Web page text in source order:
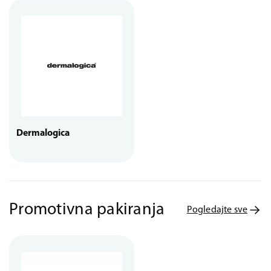
Dermalogica
Promotivna pakiranja Pogledajte sve